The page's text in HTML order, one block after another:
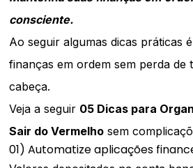
consciente.
Ao seguir algumas dicas práticas
finanças em ordem sem perda de
cabeça.
Veja a seguir 05 Dicas para
Sair do Vermelhosem
01) Automatize aplicações